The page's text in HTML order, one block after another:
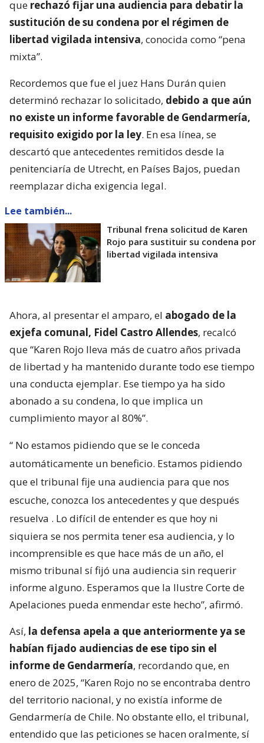
que rechazó fijar una audiencia para debatir la
sustitución de su condena por el régimen de
libertad vigilada intensiva, conocida como “pena
mixta”.
Recordemos que fue el juez Hans Durán quien
determinó rechazar lo solicitado, debido a que aún
no existe un informe favorable de Gendarmería,
requisito exigido por la ley. En esa línea, se
descartó que antecedentes remitidos desde la
penitenciaría de Utrecht, en Países Bajos, puedan
reemplazar dicha exigencia legal.
Lee también...
Tribunal frena solicitud de Karen
Rojo para sustituir su condena por
libertad vigilada intensiva
Ahora, al presentar el amparo, el abogado de la
exjefa comunal, Fidel Castro Allendes, recalcó
que “Karen Rojo lleva más de cuatro años privada
de libertad y ha mantenido durante todo ese tiempo
una conducta ejemplar. Ese tiempo ya ha sido
abonado a su condena, lo que implica un
cumplimiento mayor al 80%”.
“ No estamos pidiendo que se le conceda
automáticamente un beneficio. Estamos pidiendo
que el tribunal fije una audiencia para que nos
escuche, conozca los antecedentes y que después
resuelva . Lo difícil de entender es que hoy ni
siquiera se nos permita tener esa audiencia, y lo
incomprensible es que hace más de un año, el
mismo tribunal sí fijó una audiencia sin requerir
informe alguno. Esperamos que la Ilustre Corte de
Apelaciones pueda enmendar este hecho”, afirmó.
Así, la defensa apela a que anteriormente ya se
habían fijado audiencias de ese tipo sin el
informe de Gendarmería, recordando que, en
enero de 2025, “Karen Rojo no se encontraba dentro
del territorio nacional, y no existía informe de
Gendarmería de Chile. No obstante ello, el tribunal,
entendido que las peticiones se hacen oralmente, sí